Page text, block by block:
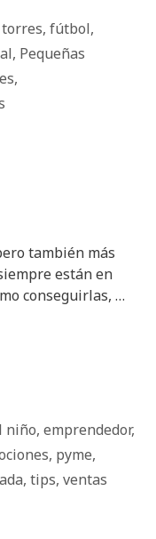
, fútbol,
, Pequeñas
,
también más
están en
conseguirlas, …
niño, emprendedor,
, pyme,
, tips, ventas